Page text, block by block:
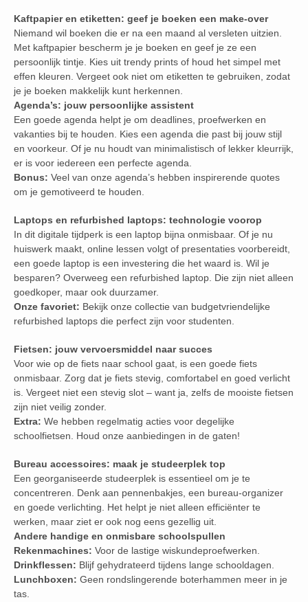
Kaftpapier en etiketten: geef je boeken een make-over
Niemand wil boeken die er na een maand al versleten uitzien.
Met kaftpapier bescherm je je boeken en geef je ze een
persoonlijk tintje. Kies uit trendy prints of houd het simpel met
effen kleuren. Vergeet ook niet om etiketten te gebruiken, zodat
je je boeken makkelijk kunt herkennen.
Agenda’s: jouw persoonlijke assistent
Een goede agenda helpt je om deadlines, proefwerken en
vakanties bij te houden. Kies een agenda die past bij jouw stijl
en voorkeur. Of je nu houdt van minimalistisch of lekker kleurrijk,
er is voor iedereen een perfecte agenda.
Bonus: Veel van onze agenda’s hebben inspirerende quotes
om je gemotiveerd te houden.
Laptops en refurbished laptops: technologie voorop
In dit digitale tijdperk is een laptop bijna onmisbaar. Of je nu
huiswerk maakt, online lessen volgt of presentaties voorbereidt,
een goede laptop is een investering die het waard is. Wil je
besparen? Overweeg een refurbished laptop. Die zijn niet alleen
goedkoper, maar ook duurzamer.
Onze favoriet: Bekijk onze collectie van budgetvriendelijke
refurbished laptops die perfect zijn voor studenten.
Fietsen: jouw vervoersmiddel naar succes
Voor wie op de fiets naar school gaat, is een goede fiets
onmisbaar. Zorg dat je fiets stevig, comfortabel en goed verlicht
is. Vergeet niet een stevig slot – want ja, zelfs de mooiste fietsen
zijn niet veilig zonder.
Extra: We hebben regelmatig acties voor degelijke
schoolfietsen. Houd onze aanbiedingen in de gaten!
Bureau accessoires: maak je studeerplek top
Een georganiseerde studeerplek is essentieel om je te
concentreren. Denk aan pennenbakjes, een bureau-organizer
en goede verlichting. Het helpt je niet alleen efficiënter te
werken, maar ziet er ook nog eens gezellig uit.
Andere handige en onmisbare schoolspullen
Rekenmachines: Voor de lastige wiskundeproefwerken.
Drinkflessen: Blijf gehydrateerd tijdens lange schooldagen.
Lunchboxen: Geen rondslingerende boterhammen meer in je
tas.